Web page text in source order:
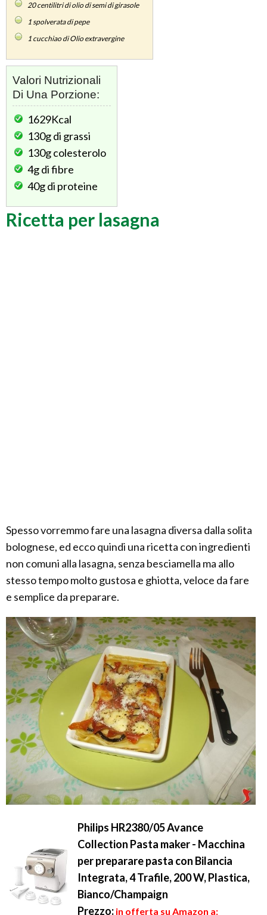
20centilitri di olio di semi di girasole
1spolverata di pepe
1 cucchiao di Olio extravergine
Valori Nutrizionali
Di Una Porzione:
1629Kcal
130gdi grassi
130gcolesterolo
4gdi fibre
40gdi proteine
Ricetta per lasagna
Spesso vorremmo fare una lasagna diversa dalla solita
bolognese, ed ecco quindi una ricetta con ingredienti
non comuni alla lasagna, senza besciamella ma allo
stesso tempo molto gustosa e ghiotta, veloce da fare
e semplice da preparare.
Philips HR2380/05 Avance
Collection Pasta maker - Macchina
per preparare pasta con Bilancia
Integrata, 4 Trafile, 200 W, Plastica,
Bianco/Champaign
Prezzo: in offerta su Amazon a: